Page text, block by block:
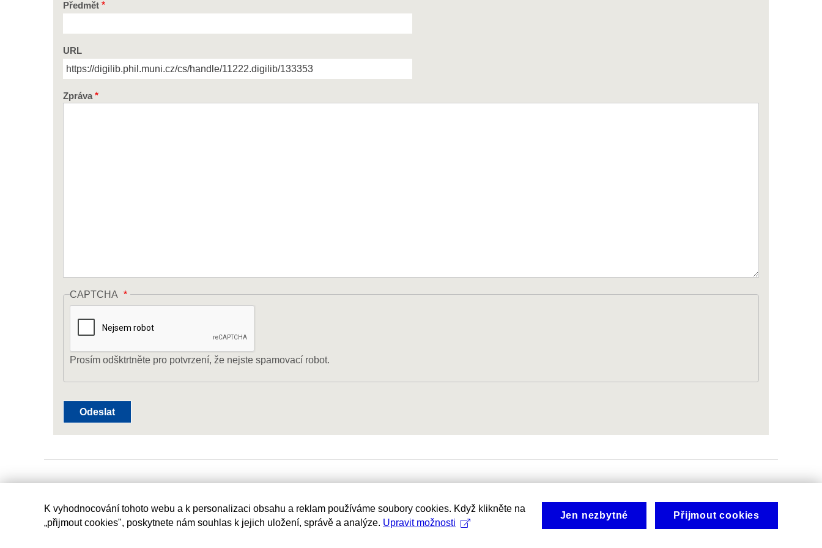
Předmět
URL
Zpráva
CAPTCHA
Prosím odšktrtněte pro potvrzení, že nejste spamovací robot.
K vyhodnocování tohoto webu a k personalizaci obsahu a reklam používáme soubory cookies. Když klikněte na
„přijmout cookies", poskytnete nám souhlas k jejich uložení, správě a analýze. Upravit možnosti
Jen nezbytné Přijmout cookies